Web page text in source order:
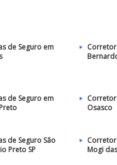
de Seguro em
de Seguro em
Osasco
de Seguro São
Preto SP
Mogi